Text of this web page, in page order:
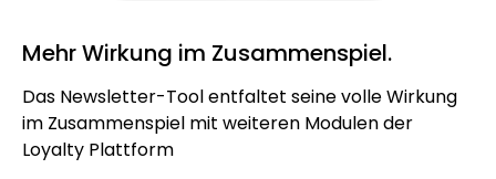
Mehr Wirkung im Zusammenspiel.
Das Newsletter-Tool entfaltet seine volle Wirkung
im Zusammenspiel mit weiteren Modulen der
Loyalty Plattform